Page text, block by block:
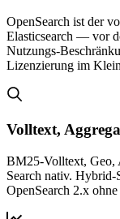
OpenSearch ist der
Elasticsearch — vor
Nutzungs-
Lizenzierung im
Volltext,
BM25-Volltext, Geo,
Search nativ. Hybrid-
OpenSearch 2.x